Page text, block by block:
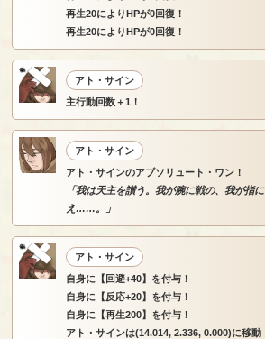
再生20によりHPが0回復！
再生20によりHPが0回復！
アト・サイン
主行動回数＋1！
アト・サイン
アト・サインのアブソリュート・ワン！
「我は天主を讃う。我が腕に戦の、我が指
え……。」
アト・サイン
自身に【回避+40】を付与！
自身に【反応+20】を付与！
自身に【再生200】を付与！
アト・サインは(14.014, 2.336, 0.000)に移動